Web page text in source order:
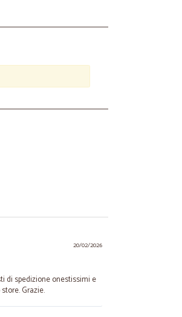
20/02/2026
di spedizione onestissimi e
Grazie.